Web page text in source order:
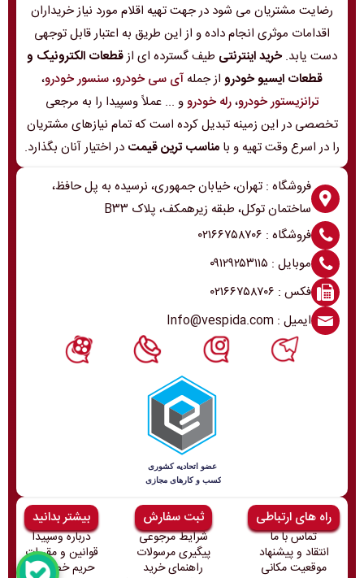
رضایت مشتریان می شود در جهت تهیه اقلام مورد نیاز خریداران
اقدامات موثری انجام داده و از این طریق به اعتبار قابل توجهی
دست یابد.خرید اینترنتی طیف گسترده ای ازقطعات الکترونیک و
قطعات ایسیو خودرو از جملهآی سی خودرو،سنسور خودرو،
ترانزیستور خودرو،رله خودروو ... عملاً وسپیدا را به مرجعی
تخصصی در این زمینه تبدیل کرده است که تمام نیازهای مشتریان
را در اسرع وقت تهیه و با مناسب ترین قیمت در اختیار آنان بگذارد.
فروشگاه : تهران، خیابان جمهوری، نرسیده به پل حافظ،
ساختمان توکل، طبقه زیرهمکف، پلاک B۳۳
فروشگاه : ۰۲۱۶۶۷۵۸۷۰۶
موبایل : ۰۹۱۲۹۲۵۳۱۱۵
فکس : ۰۲۱۶۶۷۵۸۷۰۶
ایمیل : Info@vespida.com
راه های ارتباطی
تماس با ما
انتقاد و پیشنهاد
موقعیت مکانی
ثبت سفارش
شرایط مرجوعی
پیگیری مرسولات
راهنمای خرید
بیشتر بدانید
درباره وسپیدا
قوانین و مقررات
حریم خصوصی